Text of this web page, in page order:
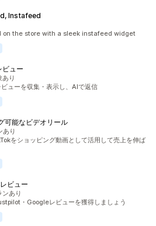
Instafeed
on the store with a sleek instafeed widget
ュー
あり
ューを収集・表示し、AIで返信
可能なビデオリール
あり
をショッピング動画として活用して売上を伸ば
ビュー
ンあり
・Googleレビューを獲得しましょう